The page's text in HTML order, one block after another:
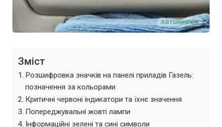
Зміст
Розшифровка значків на панелі приладів Газель:
позначення за кольорами
Критичні червоні індикатори та їхнє значення
Попереджувальні жовті лампи
Інформаційні зелені та сині символи